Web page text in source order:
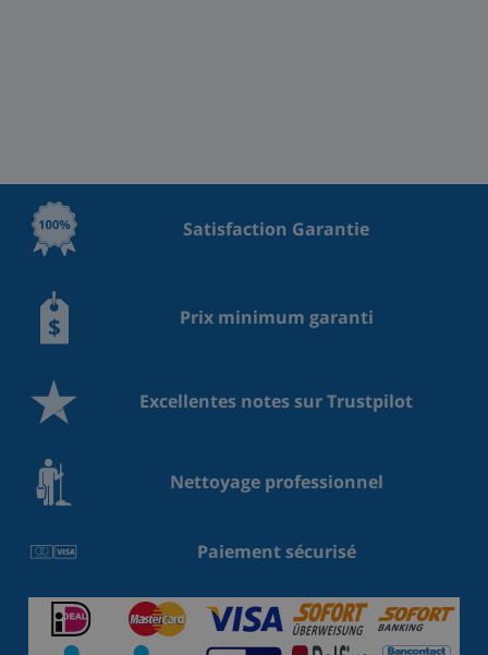
Satisfaction Garantie
Prix minimum garanti
Excellentes notes sur Trustpilot
Nettoyage professionnel
Paiement sécurisé